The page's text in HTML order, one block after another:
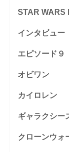
STAR WARS
インタビュー
エピソード９
オビワン
カイロレン
ギャラクシー
クローンウォ